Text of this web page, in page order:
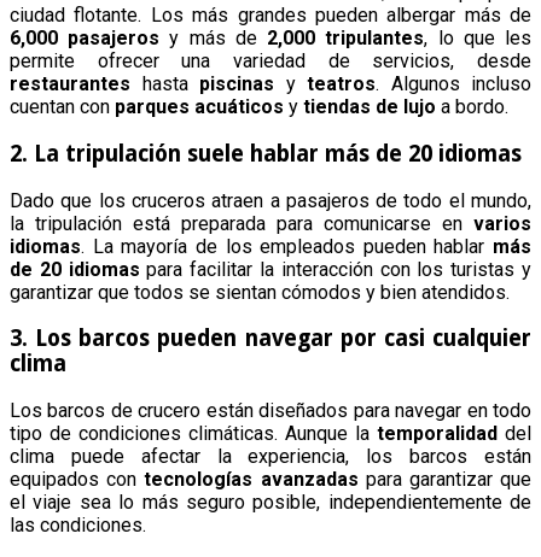
ciudad flotante. Los más grandes pueden albergar más de
6,000 pasajeros y más de 2,000 tripulantes, lo que les
permite ofrecer una variedad de servicios, desde
restaurantes hasta piscinas y teatros. Algunos incluso
cuentan con parques acuáticos y tiendas de lujo a bordo.
2. La tripulación suele hablar más de 20 idiomas
Dado que los cruceros atraen a pasajeros de todo el mundo,
la tripulación está preparada para comunicarse en varios
idiomas. La mayoría de los empleados pueden hablar más
de 20 idiomas para facilitar la interacción con los turistas y
garantizar que todos se sientan cómodos y bien atendidos.
3. Los barcos pueden navegar por casi cualquier
clima
Los barcos de crucero están diseñados para navegar en todo
tipo de condiciones climáticas. Aunque la temporalidad del
clima puede afectar la experiencia, los barcos están
equipados contecnologías avanzadas para garantizar que
el viaje sea lo más seguro posible, independientemente de
las condiciones.